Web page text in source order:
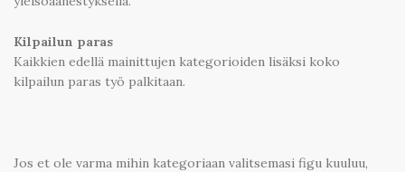
Kilpailun paras
Kaikkien edellä mainittujen kategorioiden lisäksi koko
kilpailun paras työ palkitaan.
Jos et ole varma mihin kategoriaan valitsemasi figu kuuluu,